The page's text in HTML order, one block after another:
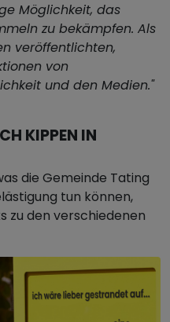
Möglichkeit, das
zu bekämpfen. Als
veröffentlichten,
von
und den Medien."
KIPPEN IN
die Gemeinde Tating
tun können,
zu den verschiedenen